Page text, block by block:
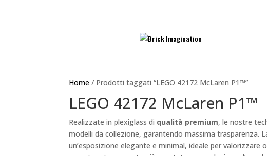
Home / Prodotti taggati “LEGO 42172 McLaren P1™”
LEGO 42172 McLaren P1™
Realizzate in plexiglass di qualità premium, le nostre
modelli da collezione, garantendo massima trasparenza.
un’esposizione elegante e minimal, ideale per